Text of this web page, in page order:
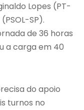
Lopes (PT-
SP).
de 36 horas
a carga em 40
do apoio
turnos no